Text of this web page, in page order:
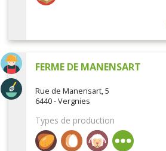
FERME DE MANENSART
Rue de Manensart, 5
6440 - Vergnies
Types de production